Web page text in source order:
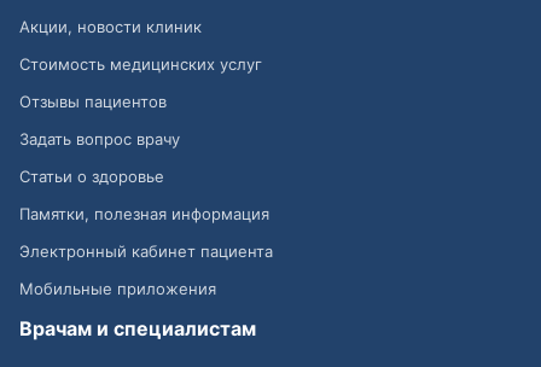
Акции, новости клиник
Стоимость медицинских услуг
Отзывы пациентов
Задать вопрос врачу
Статьи о здоровье
Памятки, полезная информация
Электронный кабинет пациента
Мобильные приложения
Врачам и специалистам